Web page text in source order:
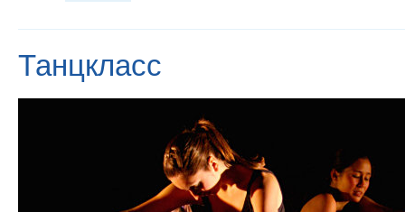
Танцкласс